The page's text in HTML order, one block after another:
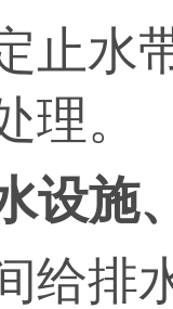
水带
理。
施
排水